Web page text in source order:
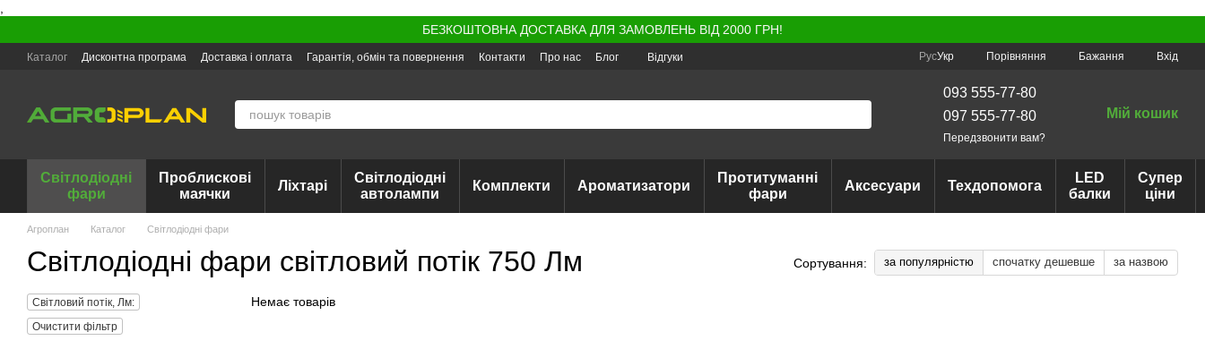
БЕЗКОШТОВНА ДОСТАВКА ДЛЯ ЗАМОВЛЕНЬ ВІД 2000 ГРН!
Каталог Дисконтна програма Доставка і оплата Гарантія, обмін та повернення Контакти Про нас Блог Відгуки РусУкр Порівняння Бажання Вхід
093 555-77-80
097 555-77-80
Передзвонити вам?
Мій кошик
Світлодіодні
фари
Проблискові
маячки
Ліхтарі
Світлодіодні
автолампи
Комплекти Ароматизатори
Протитуманні
фари
Аксесуари Техдопомога
LED
балки
Супер
ціни
Агроплан Каталог Світлодіодні фари
Світлодіодні фари світловий потік 750 Лм Сортування: за популярністю спочатку дешевше за назвою
Немає товарів
Світловий потік, Лм:
Очистити фільтр